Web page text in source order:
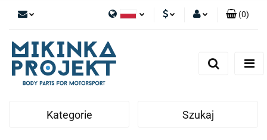
Polski
English
(0)
Kategorie Szukaj